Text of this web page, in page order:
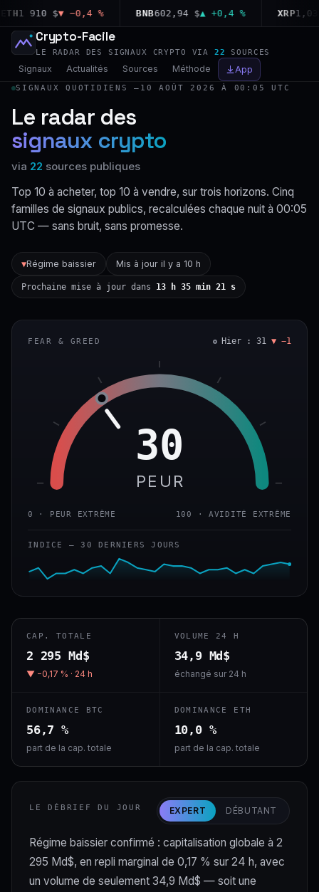
1 910 $▼ −0,4 % BNB602,94 $▲ +0,4 % XRP1,03 $
Crypto-Facile
LE RADAR DES SIGNAUX CRYPTO VIA 22 SOURCES
Signaux Actualités Sources Méthode App
SIGNAUX QUOTIDIENS — 10 AOÛT 2026 À 00:05 UTC
Le radar des
signaux crypto
via 22 sources publiques
Top 10 à acheter, top 10 à vendre, sur trois horizons. Cinq
familles de signaux publics, recalculées chaque nuit à 00:05
UTC — sans bruit, sans promesse.
▼Régime baissier Mis à jour il y a 10 h
Prochaine mise à jour dans 13 h 35 min 21 s
FEAR & GREED Hier : 31 ▼ −1
30
PEUR
0 · PEUR EXTRÊME 100 · AVIDITÉ EXTRÊME
INDICE — 30 DERNIERS JOURS
CAP. TOTALE
2 295 Md$
▼ −0,17 % · 24 h
VOLUME 24 H
34,9 Md$
échangé sur 24 h
DOMINANCE BTC
56,7 %
part de la cap. totale
DOMINANCE ETH
10,0 %
part de la cap. totale
LE DÉBRIEF DU JOUR EXPERT DÉBUTANT
Régime baissier confirmé : capitalisation globale à 2
295 Md$, en repli marginal de 0,17 % sur 24 h, avec
un volume de seulement 34,9 Md$ — soit une